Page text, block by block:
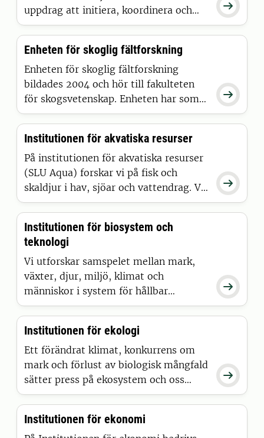
riksanläggningar Flyinge, Strömsholm
och Wången.

uppdrag att initiera, koordinera och
medfinansiera forsknings- och
interna och externa parter. Vi skapar
mötesplatser och nätverk.

Enheten för skoglig fältforskning
Enheten för skoglig fältforskning
bildades 2004 och hör till fakulteten
för skogsvetenskap. Enheten har som
uppdrag att förvalta fakultetens
långsiktiga fältförsök, samt följa med
och hjälpa till i hela kedjan från
anläggning till mätning och
dataleverens.

Institutionen för akvatiska resurser
På institutionen för akvatiska resurser
(SLU Aqua) forskar vi på fisk och
skaldjur i hav, sjöar och vattendrag. Vi
håller koll på den akvatiska miljön och
hållbart nyttjande av dessa resurser.

Institutionen för biosystem och
teknologi
Vi utforskar samspelet mellan mark,
växter, djur, miljö, klimat och
människor i system för hållbar
produktion av mat och förnyelsebara
undervisning och forskning kretsar
kring hållbart och effektivt utnyttjande
av begränsade resurser vid produktion
i växthus, på åkrar och i stallar.

Institutionen för ekologi
Ett förändrat klimat, konkurrens om
mark och förlust av biologisk mångfald
sätter press på ekosystem och oss
människor som är beroende av dem.
viktigare än nu. Vi bidrar till ett
Institutionen för ekonomi